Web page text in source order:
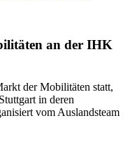
an der IHK
der Mobilitäten statt,
in deren
vom Auslandsteam